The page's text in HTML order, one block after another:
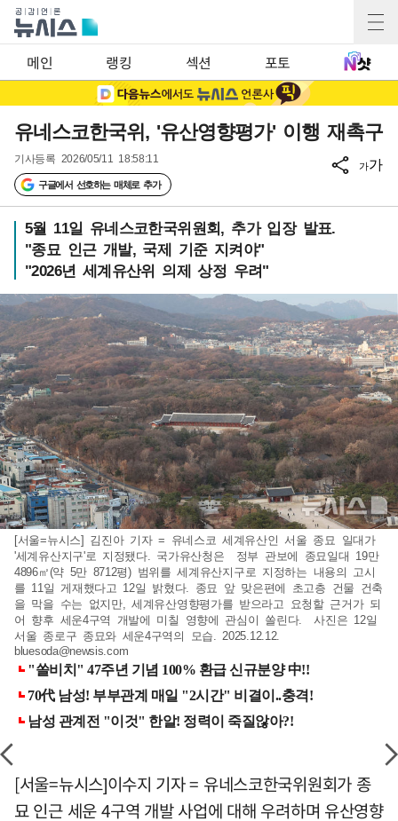
메인 랭킹 섹션 포토
유네스코한국위, '유산영향평가' 이행 재촉구
기사등록 2026/05/11 18:58:11
구글에서 선호하는 매체로 추가
가가
5월 11일 유네스코한국위원회, 추가 입장 발표.
"종묘 인근 개발, 국제 기준 지켜야"
"2026년 세계유산위 의제 상정 우려"
[서울=뉴시스] 김진아 기자 = 유네스코 세계유산인 서울 종묘 일대가
'세계유산지구'로 지정됐다. 국가유산청은 정부 관보에 종묘일대 19만
4896㎡(약 5만 8712평) 범위를 세계유산지구로 지정하는 내용의 고시
를 11일 게재했다고 12일 밝혔다. 종묘 앞 맞은편에 초고층 건물 건축
을 막을 수는 없지만, 세계유산영향평가를 받으라고 요청할 근거가 되
어 향후 세운4구역 개발에 미칠 영향에 관심이 쏠린다. 사진은 12일
서울 종로구 종묘와 세운4구역의 모습. 2025.12.12.
bluesoda@newsis.com
[서울=뉴시스]이수지 기자 = 유네스코한국위원회가 종
묘 인근 세운 4구역 개발 사업에 대해 우려하며 유산영향